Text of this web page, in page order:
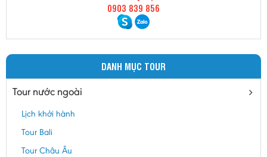
0903 839 856
DANH MỤC TOUR
Tour nước ngoài
Lịch khởi hành
Tour Bali
Tour Châu Âu